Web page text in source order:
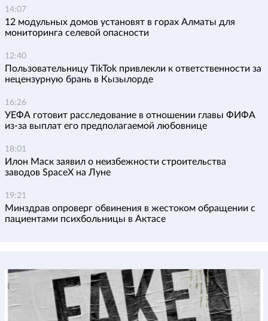
14:07
12 модульных домов установят в горах Алматы для
мониторинга селевой опасности
12:40
Пользовательницу TikTok привлекли к ответственности за
нецензурную брань в Кызылорде
16:26
УЕФА готовит расследование в отношении главы ФИФА
из-за выплат его предполагаемой любовнице
18:01
Илон Маск заявил о неизбежности строительства
заводов SpaceX на Луне
19:21
Минздрав опроверг обвинения в жестоком обращении с
пациентами психбольницы в Актасе